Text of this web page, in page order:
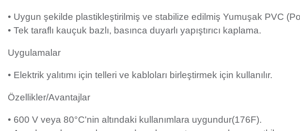
• Uygun şekilde plastikleştirilmiş ve stabilize edilmiş Yumuşak PVC
• Tek taraflı kauçuk bazlı, basınca duyarlı yapıştırıcı kaplama.
Uygulamalar
• Elektrik yalıtımı için telleri ve kabloları birleştirmek için kullanılır.
Özellikler/Avantajlar
• 600 V veya 80°C'nin altındaki kullanımlara uygundur(176F).